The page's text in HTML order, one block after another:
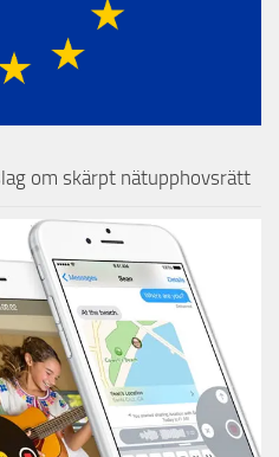
om skärpt nätupphovsrätt